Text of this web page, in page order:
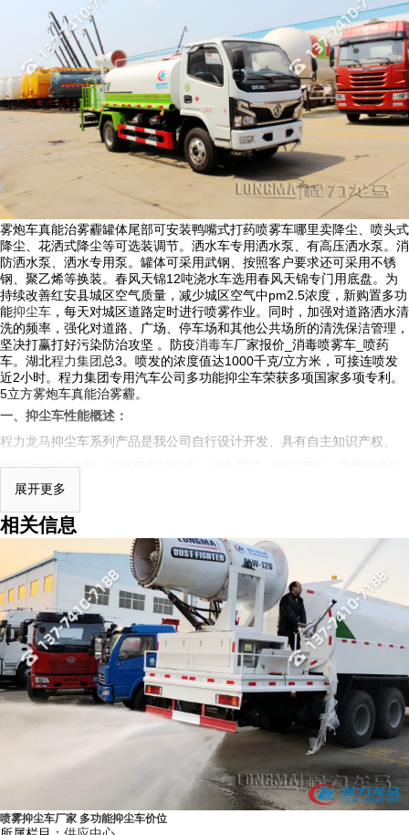
雾炮车真能治雾霾罐体尾部可安装鸭嘴式打药喷雾车哪里卖降尘、喷头式
降尘、花洒式降尘等可选装调节。洒水车专用洒水泵、有高压洒水泵。消
防洒水泵、洒水专用泵。罐体可采用武钢、按照客户要求还可采用不锈
钢、聚乙烯等换装。春风天锦12吨浇水车选用春风天锦专门用底盘。为
持续改善红安县城区空气质量，减少城区空气中pm2.5浓度，新购置多功
能抑尘车 ，每天对城区道路定时进行喷雾作业。同时，加强对道路洒水清
洗的频率，强化对道路、广场、停车场和其他公共场所的清洗保洁管理，
坚决打赢打好污染防治攻坚 。防疫消毒车厂家报价_消毒喷雾车_喷药
车。湖北程力集团总3。喷发的浓度值达1000千克/立方米，可接连喷发
近2小时。程力集团专用汽车公司多功能抑尘车荣获多项国家多项专利。
5立方雾炮车真能治雾霾。
一、抑尘车性能概述：
程力龙马抑尘车系列产品是我公司自行设计开发、具有自主知识产权、
****技术水平的新一代环境保洁降尘、绿化养护、园林喷药、杀菌消毒的
专用车辆设备。其主要细化分类有：多功能抑尘车、洒水车式抑尘车、铁
路专用抑尘车、爆破专用抑尘车。多功能抑尘车采用国内知名品牌二类专
用底盘改装，具有喷雾效果好，操作安全可靠，喷雾射程远，用水量小、
作业噪音低等特点。多功能抑尘车主要结构是在行走底盘机构上加装大容
积水罐、**远程雾炮机组系统、发电机组系统、低压冲洗洒水系统、绿化
洒水高炮（可选装电子遥控水炮在车辆前端）、液压系统、电控系统、专
用的作业装置等改装而成，其性能在国内处于**水平。
二、抑尘车适用范围：
1）城市街道雾霾治理、公共场所消毒杀菌、园林绿化等市政环卫工程。
2）冶金、矿业、化工、建筑工地、房屋拆迁改造现场、场地平整现场等
领域在生产施工、转运过程中的产生扬尘，对其进行喷雾降尘。
3）露天储煤、焦、沙、石等工矿企业等散料处理堆场进行喷雾抑尘。
4）前冲洗、后洒水以及后作业水炮适用于城市道路环保降尘、道路清
展开更多
相关信息
喷雾抑尘车厂家 多功能抑尘车价位